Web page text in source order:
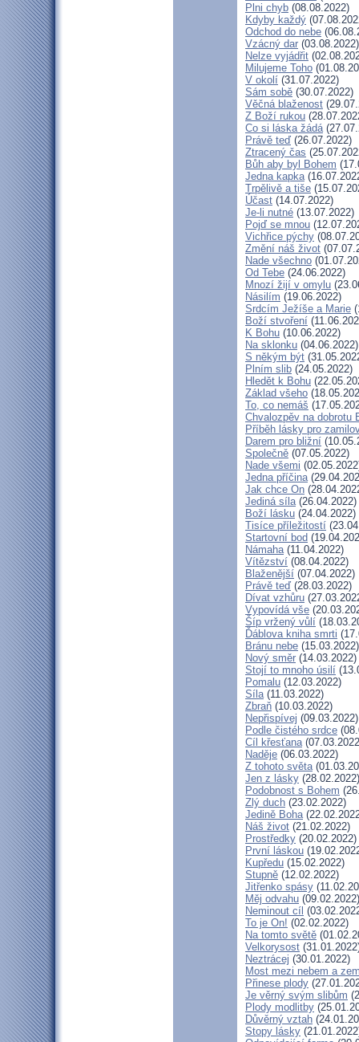
Plni chyb (08.08.2022)
Kdyby každý
Odchod do nebe
Vzácný dar (03.08.2022)
Nelze vyjádřit
Milujeme Toho
V okolí (31.07.2022)
Sám sobě (30.07.2022)
Věčná blaženost
Z Boží rukou
Co si láska žádá
Právě teď (26.07.2022)
Ztracený čas
Bůh aby byl Bohem
Jedna kapka
Trpělivě a tiše
Účast (14.07.2022)
Je-li nutné (13.07.2022)
Pojď se mnou
Vichřice pýchy
Změní náš život
Nade všechno
Od Tebe (24.06.2022)
Mnozí žijí v omylu
Násilím (19.06.2022)
Srdcím Ježíše a Marie
Boží stvoření
K Bohu (10.06.2022)
Na sklonku (04.06.2022)
S někým být
Plním slib (24.05.2022)
Hledět k Bohu
Základ všeho
To, co nemáš
Chvalozpěv na dobrotu
Příběh lásky pro
Darem pro bližní
Společně (07.05.2022)
Nade všemi
Jedna příčina
Jak chce On
Jediná síla(26.04.2022)
Boží lásku (24.04.2022)
Tisíce příležitostí
Startovní bod
Námaha(11.04.2022)
Vítězství (08.04.2022)
Blaženější (07.04.2022)
Právě teď (28.03.2022)
Dívat vzhůru
Vypovídá vše
Šíp vržený vůlí
Ďáblova kniha smrti
Bránu nebe (15.03.2022)
Nový směr (14.03.2022)
Stojí to mnoho úsilí
Pomalu (12.03.2022)
Síla(11.03.2022)
Zbraň (10.03.2022)
Nepřispívej (09.03.2022)
Podle čistého srdce
Cíl křesťana
Naděje (06.03.2022)
Z tohoto světa
Jen z lásky (28.02.2022)
Podobnost s Bohem
Zlý duch (23.02.2022)
Jedině Boha
Náš život (21.02.2022)
Prostředky (20.02.2022)
První láskou
Kupředu (15.02.2022)
Stupně (12.02.2022)
Jitřenko spásy
Měj odvahu (09.02.2022)
Neminout cíl
To je On! (02.02.2022)
Na tomto světě
Velkorysost
Neztrácej (30.01.2022)
Most mezi nebem a
Přinese plody
Je věrný svým slibům
Plody modlitby
Důvěrný vztah
Stopy lásky